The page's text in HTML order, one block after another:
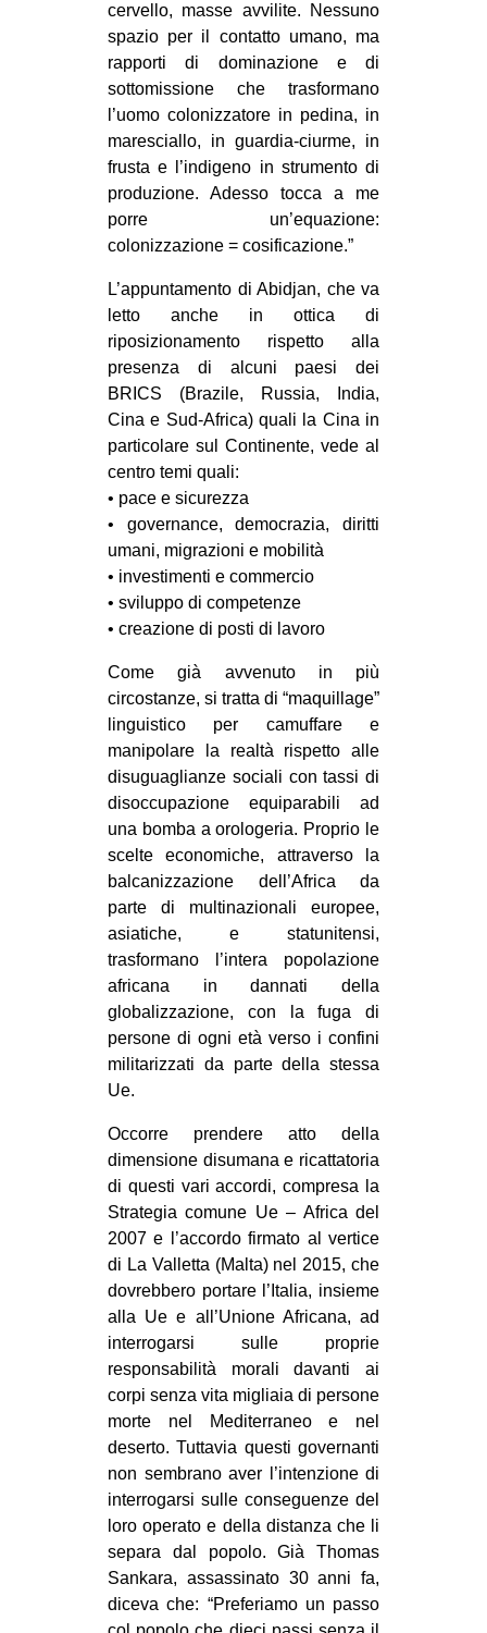
cervello, masse avvilite. Nessuno
spazio per il contatto umano, ma
rapporti di dominazione e di
sottomissione che trasformano
l’uomo colonizzatore in pedina, in
maresciallo, in guardia-ciurme, in
frusta e l’indigeno in strumento di
produzione. Adesso tocca a me
porre un’equazione:
colonizzazione = cosificazione.”
L’appuntamento di Abidjan, che va
letto anche in ottica di
riposizionamento rispetto alla
presenza di alcuni paesi dei
BRICS (Brazile, Russia, India,
Cina e Sud-Africa) quali la Cina in
particolare sul Continente, vede al
centro temi quali:
• pace e sicurezza
• governance, democrazia, diritti
umani, migrazioni e mobilità
• investimenti e commercio
• sviluppo di competenze
• creazione di posti di lavoro
Come già avvenuto in più
circostanze, si tratta di “maquillage”
linguistico per camuffare e
manipolare la realtà rispetto alle
disuguaglianze sociali con tassi di
disoccupazione equiparabili ad
una bomba a orologeria. Proprio le
scelte economiche, attraverso la
balcanizzazione dell’Africa da
parte di multinazionali europee,
asiatiche, e statunitensi,
trasformano l’intera popolazione
africana in dannati della
globalizzazione, con la fuga di
persone di ogni età verso i confini
militarizzati da parte della stessa
Ue.
Occorre prendere atto della
dimensione disumana e ricattatoria
di questi vari accordi, compresa la
Strategia comune Ue – Africa del
2007 e l’accordo firmato al vertice
di La Valletta (Malta) nel 2015, che
dovrebbero portare l’Italia, insieme
alla Ue e all’Unione Africana, ad
interrogarsi sulle proprie
responsabilità morali davanti ai
corpi senza vita migliaia di persone
morte nel Mediterraneo e nel
deserto. Tuttavia questi governanti
non sembrano aver l’intenzione di
interrogarsi sulle conseguenze del
loro operato e della distanza che li
separa dal popolo. Già Thomas
Sankara, assassinato 30 anni fa,
diceva che: “Preferiamo un passo